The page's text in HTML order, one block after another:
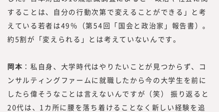
することは、自分の行動次第で変えることができる」と考
えている若者は49％（第54回「国会と政治家」報告書）。
約5割が「変えられる」とは考えていないんです。
岡本 ：私自身、大学時代はやりたいことが見つからず、コ
ンサルティングファームに就職したから今の大学生を前に
したら偉そうなことは言えないんですが（笑） 振り返ると
20代は、1カ所に腰を落ち着けることなく新しい経験を追